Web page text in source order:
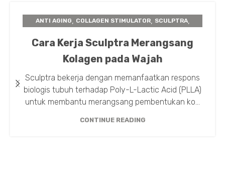
ANTI AGING, COLLAGEN STIMULATOR, SCULPTRA,
Cara Kerja Sculptra Merangsang
Kolagen pada Wajah
Sculptra bekerja dengan memanfaatkan respons
biologis tubuh terhadap Poly-L-Lactic Acid (PLLA)
untuk membantu merangsang pembentukan ko...
CONTINUE READING